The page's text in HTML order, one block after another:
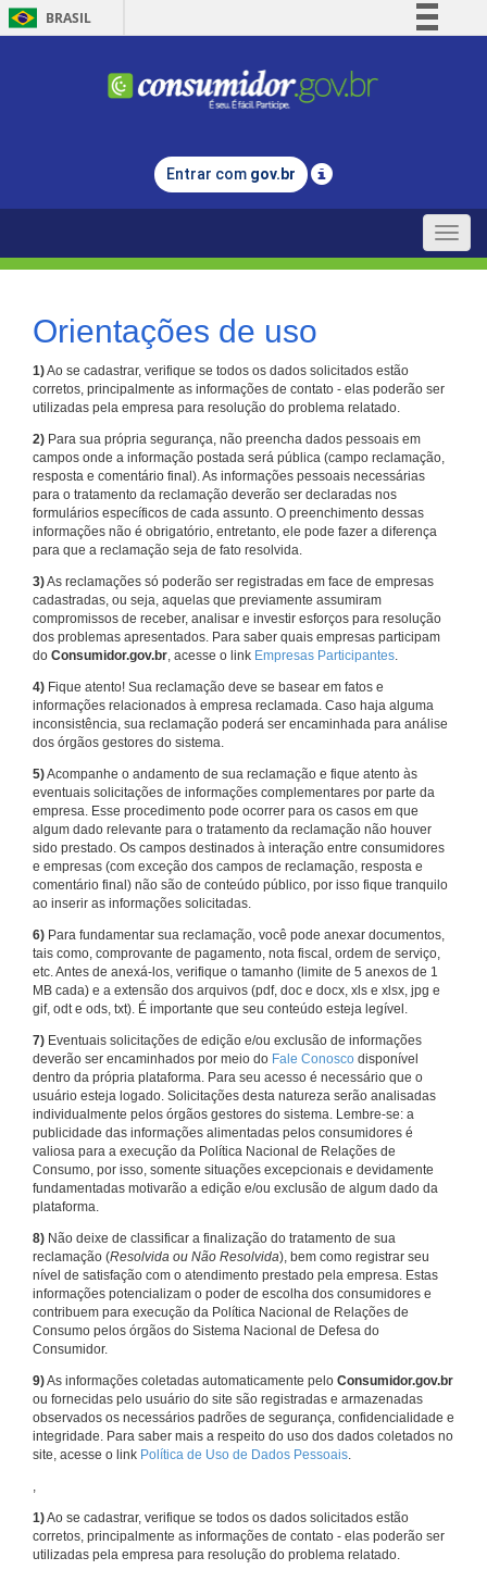
BRASIL
Comunica BR
Legislação
Entrar com gov.br
Toggle
Orientações de uso
1)Ao se cadastrar, verifique se todos os dados solicitados estão
corretos, principalmente as informações de contato - elas poderão ser
utilizadas pela empresa para resolução do problema relatado.
2) Para sua própria segurança, não preencha dados pessoais em
campos onde a informação postada será pública (campo reclamação,
resposta e comentário final). As informações pessoais necessárias
para o tratamento da reclamação deverão ser declaradas nos
formulários específicos de cada assunto. O preenchimento dessas
informações não é obrigatório, entretanto, ele pode fazer a diferença
para que a reclamação seja de fato resolvida.
3)As reclamações só poderão ser registradas em face de empresas
cadastradas, ou seja, aquelas que previamente assumiram
compromissos de receber, analisar e investir esforços para resolução
dos problemas apresentados. Para saber quais empresas participam
do Consumidor.gov.br, acesse o link Empresas Participantes.
4) Fique atento! Sua reclamação deve se basear em fatos e
informações relacionados à empresa reclamada. Caso haja alguma
inconsistência, sua reclamação poderá ser encaminhada para análise
dos órgãos gestores do sistema.
5)Acompanhe o andamento de sua reclamação e fique atento às
eventuais solicitações de informações complementares por parte da
empresa. Esse procedimento pode ocorrer para os casos em que
algum dado relevante para o tratamento da reclamação não houver
sido prestado. Os campos destinados à interação entre consumidores
e empresas (com exceção dos campos de reclamação, resposta e
comentário final) não são de conteúdo público, por isso fique tranquilo
ao inserir as informações solicitadas.
6) Para fundamentar sua reclamação, você pode anexar documentos,
tais como, comprovante de pagamento, nota fiscal, ordem de serviço,
etc. Antes de anexá-los, verifique o tamanho (limite de 5 anexos de 1
MB cada) e a extensão dos arquivos (pdf, doc e docx, xls e xlsx, jpg e
gif, odt e ods, txt). É importante que seu conteúdo esteja legível.
7) Eventuais solicitações de edição e/ou exclusão de informações
deverão ser encaminhados por meio do Fale Conosco disponível
dentro da própria plataforma. Para seu acesso é necessário que o
usuário esteja logado. Solicitações desta natureza serão analisadas
individualmente pelos órgãos gestores do sistema. Lembre-se: a
publicidade das informações alimentadas pelos consumidores é
valiosa para a execução da Política Nacional de Relações de
Consumo, por isso, somente situações excepcionais e devidamente
fundamentadas motivarão a edição e/ou exclusão de algum dado da
plataforma.
8) Não deixe de classificar a finalização do tratamento de sua
reclamação (Resolvida ou Não Resolvida), bem como registrar seu
nível de satisfação com o atendimento prestado pela empresa. Estas
informações potencializam o poder de escolha dos consumidores e
contribuem para execução da Política Nacional de Relações de
Consumo pelos órgãos do Sistema Nacional de Defesa do
Consumidor.
9)As informações coletadas automaticamente pelo Consumidor.gov.br
ou fornecidas pelo usuário do site são registradas e armazenadas
observados os necessários padrões de segurança, confidencialidade e
integridade. Para saber mais a respeito do uso dos dados coletados no
site, acesse o link Política de Uso de Dados Pessoais.
,
1)Ao se cadastrar, verifique se todos os dados solicitados estão
corretos, principalmente as informações de contato - elas poderão ser
utilizadas pela empresa para resolução do problema relatado.